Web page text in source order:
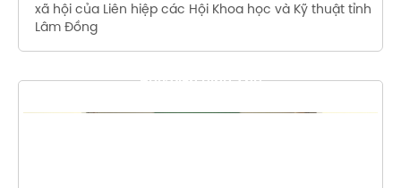
xã hội của Liên hiệp các Hội Khoa học và Kỹ thuật tỉnh
Lâm Đồng
THƯ VIỆN HÌNH ẢNH